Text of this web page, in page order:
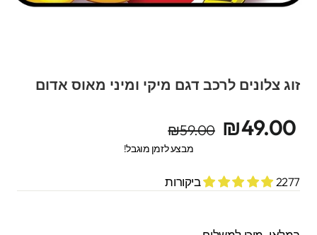
זוג צלונים לרכב דגם מיקי ומיני מאוס אדום
מחיר
מקורי
מחיר
מבצע
₪49.00
₪59.00
מבצע לזמן מוגבל!
2277 ביקורות